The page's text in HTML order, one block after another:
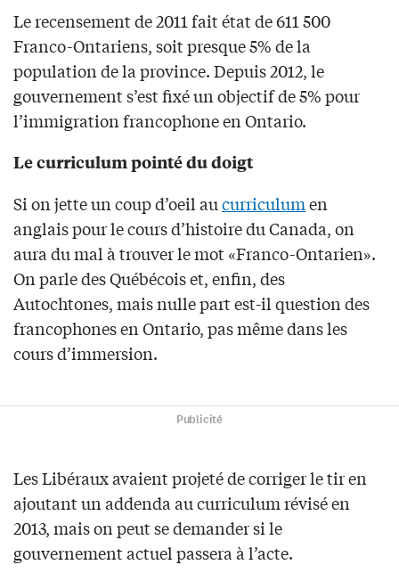
Le recensement de 2011 fait état de 611 500
Franco-Ontariens, soit presque 5% de la
population de la province. Depuis 2012, le
gouvernement s’est fixé un objectif de 5% pour
l’immigration francophone en Ontario.
Le curriculum pointé du doigt
Si on jette un coup d’oeil aucurriculumen
anglais pour le cours d’histoire du Canada, on
aura du mal à trouver le mot «Franco-Ontarien».
On parle des Québécois et, enfin, des
Autochtones, mais nulle part est-il question des
francophones en Ontario, pas même dans les
cours d’immersion.
Publicité
Les Libéraux avaient projeté de corriger le tir en
ajoutant un addenda au curriculum révisé en
2013, mais on peut se demander si le
gouvernement actuel passera à l’acte.